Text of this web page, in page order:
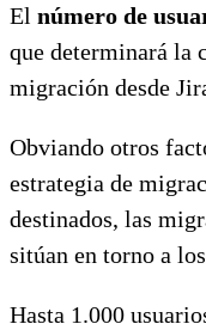
El número de
que determinará la
migración desde
Obviando otros
estrategia de
destinados, las
sitúan en torno a
Hasta 1.000